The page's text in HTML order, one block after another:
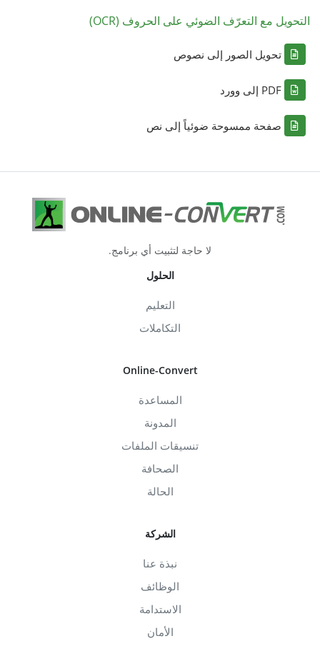
التحويل مع التعرّف الضوئي على الحروف (OCR)
تحويل الصور إلى نصوص
PDF إلى وورد
صفحة ممسوحة ضوئياً إلى نص
لا حاجة لتثبيت أي برنامج.
الحلول
التعليم
التكاملات
Online-Convert
المساعدة
المدونة
تنسيقات الملفات
الصحافة
الحالة
الشركة
نبذة عنا
الوظائف
الاستدامة
الأمان